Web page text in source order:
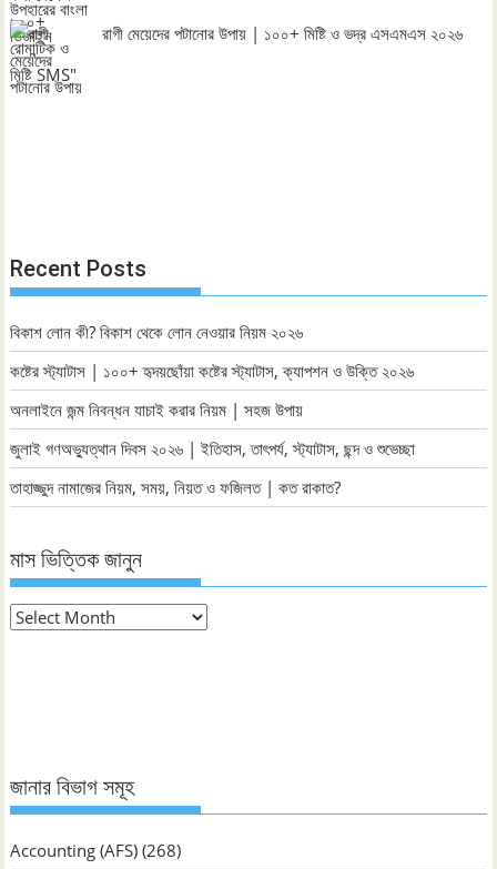
রাগী মেয়েদের পটানোর উপায় | ১০০+ মিষ্টি ও ভদ্র এসএমএস ২০২৬
Recent Posts
বিকাশ লোন কী? বিকাশ থেকে লোন নেওয়ার নিয়ম ২০২৬
কষ্টের স্ট্যাটাস | ১০০+ হৃদয়ছোঁয়া কষ্টের স্ট্যাটাস, ক্যাপশন ও উক্তি ২০২৬
অনলাইনে জন্ম নিবন্ধন যাচাই করার নিয়ম | সহজ উপায়
জুলাই গণঅভ্যুত্থান দিবস ২০২৬ | ইতিহাস, তাৎপর্য, স্ট্যাটাস, ছন্দ ও শুভেচ্ছা
তাহাজ্জুদ নামাজের নিয়ম, সময়, নিয়ত ও ফজিলত | কত রাকাত?
মাস ভিত্তিক জানুন
মাস
জানার বিভাগ সমূহ
Accounting (AFS) (268)